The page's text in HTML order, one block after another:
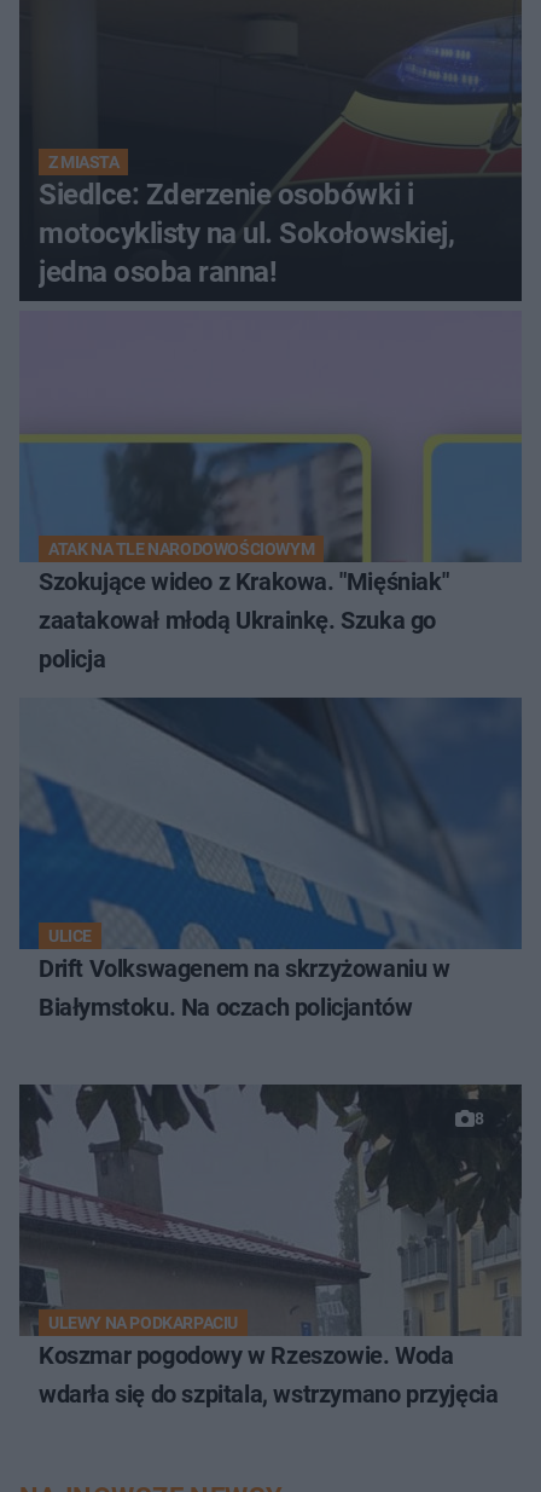
Z MIASTA
Siedlce: Zderzenie osobówki i
motocyklisty na ul. Sokołowskiej,
jedna osoba ranna!
ATAK NA TLE NARODOWOŚCIOWYM
Szokujące wideo z Krakowa. "Mięśniak"
zaatakował młodą Ukrainkę. Szuka go
policja
ULICE
Drift Volkswagenem na skrzyżowaniu w
Białymstoku. Na oczach policjantów
8
ULEWY NA PODKARPACIU
Koszmar pogodowy w Rzeszowie. Woda
wdarła się do szpitala, wstrzymano przyjęcia